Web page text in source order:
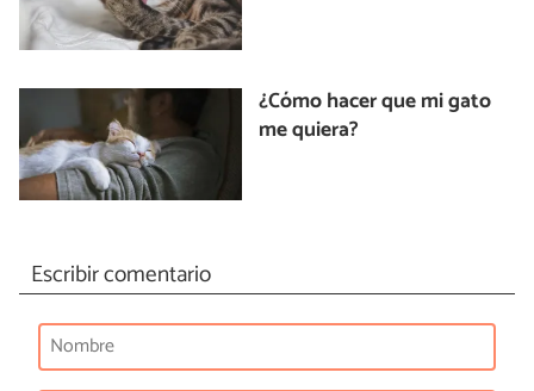
¿Cómo hacer que mi gato
me quiera?
Escribir comentario